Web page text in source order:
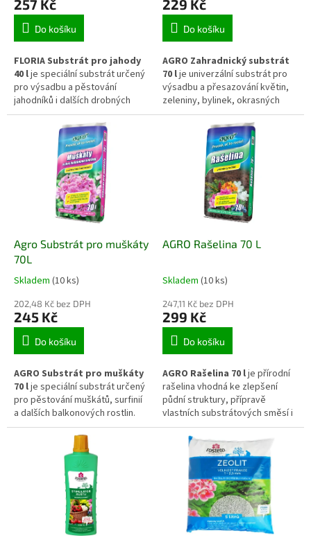
257 Kč
Do košíku
FLORIA Substrát pro jahody
40 lje speciální substrát určený
pro výsadbu a pěstování
jahodníků i dalších drobných
ovocných rostlin. Vytváří vhodné
podmínky pro zakořenění,
zdravý růst a tvorbu bohaté
úrody. Je vhodný pro pěstování
na záhonech, ve vyvýšených
záhonech, truhlících i
pěstebních nádobách.
229 Kč
Do košíku
AGRO Zahradnický substrát
70 lje univerzální substrát pro
výsadbu a přesazování květin,
zeleniny, bylinek, okrasných
rostlin, keřů i mladých stromků.
Podporuje zakořenění, zdravý
růst a je vhodný pro použití na
záhonech, ve sklenících i v
pěstebních nádobách.
Agro Substrát pro muškáty
70L
Skladem (10 ks)
202,48 Kč bez DPH
245 Kč
Do košíku
AGRO Substrát pro muškáty
70 lje speciální substrát určený
pro pěstování muškátů, surfinií
a dalších balkonových rostlin.
Podporuje rychlé zakořenění,
zdravý růst a bohaté kvetení po
celou vegetační sezónu. Je
vhodný pro truhlíky, květináče,
závěsné nádoby i další pěstební
AGRO Rašelina 70 L
Skladem (10 ks)
247,11 Kč bez DPH
299 Kč
Do košíku
AGRO Rašelina 70 lje přírodní
rašelina vhodná ke zlepšení
půdní struktury, přípravě
vlastních substrátových směsí i
pěstování kyselomilných rostlin.
Pomáhá zadržovat vláhu,
podporuje rozvoj kořenového
systému a vytváří vhodné
prostředí pro borůvky,
rododendrony, azalky,
hortenzie, vřesy i další rostliny
se specifickými nároky na půdní
reakci.